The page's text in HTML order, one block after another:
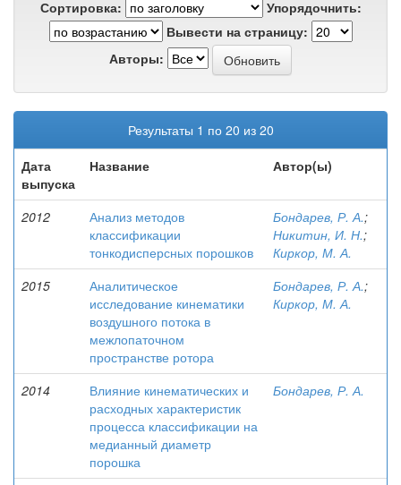
Сортировка:
Упорядочнить:
Вывести на страницу:
Авторы:
Результаты 1 по 20 из 20
Дата
выпуска
Название Автор(ы)
2012
Анализ методов
классификации
тонкодисперсных порошков
Бондарев, Р. А.;
Никитин, И. Н.;
Киркор, М. А.
2015
Аналитическое
исследование кинематики
воздушного потока в
межлопаточном
пространстве ротора
Бондарев, Р. А.;
Киркор, М. А.
2014
Влияние кинематических и
расходных характеристик
процесса классификации на
медианный диаметр
порошка
Бондарев, Р. А.